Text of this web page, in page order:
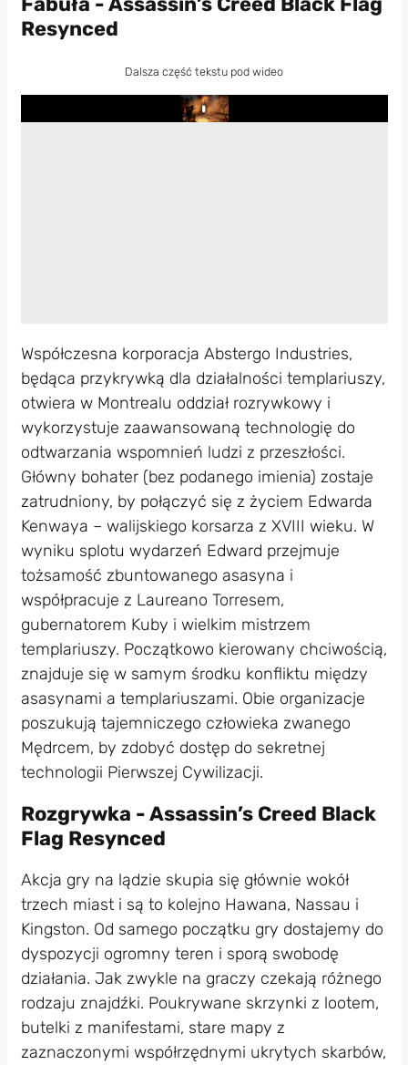
Resynced
Dalsza część tekstu pod wideo
Play
Współczesna korporacja Abstergo Industries,
będąca przykrywką dla działalności templariuszy,
otwiera w Montrealu oddział rozrywkowy i
wykorzystuje zaawansowaną technologię do
odtwarzania wspomnień ludzi z przeszłości.
Główny bohater (bez podanego imienia) zostaje
zatrudniony, by połączyć się z życiem Edwarda
Kenwaya – walijskiego korsarza z XVIII wieku. W
wyniku splotu wydarzeń Edward przejmuje
tożsamość zbuntowanego asasyna i
współpracuje z Laureano Torresem,
gubernatorem Kuby i wielkim mistrzem
templariuszy. Początkowo kierowany chciwością,
znajduje się w samym środku konfliktu między
asasynami a templariuszami. Obie organizacje
poszukują tajemniczego człowieka zwanego
Mędrcem, by zdobyć dostęp do sekretnej
technologii Pierwszej Cywilizacji.
Rozgrywka - Assassin’s Creed Black
Flag Resynced
Akcja gry na lądzie skupia się głównie wokół
trzech miast i są to kolejno Hawana, Nassau i
Kingston. Od samego początku gry dostajemy do
dyspozycji ogromny teren i sporą swobodę
działania. Jak zwykle na graczy czekają różnego
rodzaju znajdźki. Poukrywane skrzynki z lootem,
butelki z manifestami, stare mapy z
zaznaczonymi współrzędnymi ukrytych skarbów,